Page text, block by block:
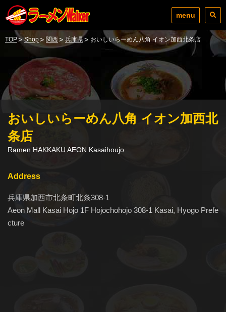
menu
TOP> Shop> 関西> 兵庫県> おいしいらーめん八角 イオン加西北条店
おいしいらーめん八角 イオン加西北
条店
Ramen HAKKAKU AEON Kasaihoujo
Address
兵庫県加西市北条町北条308-1
Aeon Mall Kasai Hojo 1F Hojochohojo 308-1 Kasai, Hyogo Prefe
cture